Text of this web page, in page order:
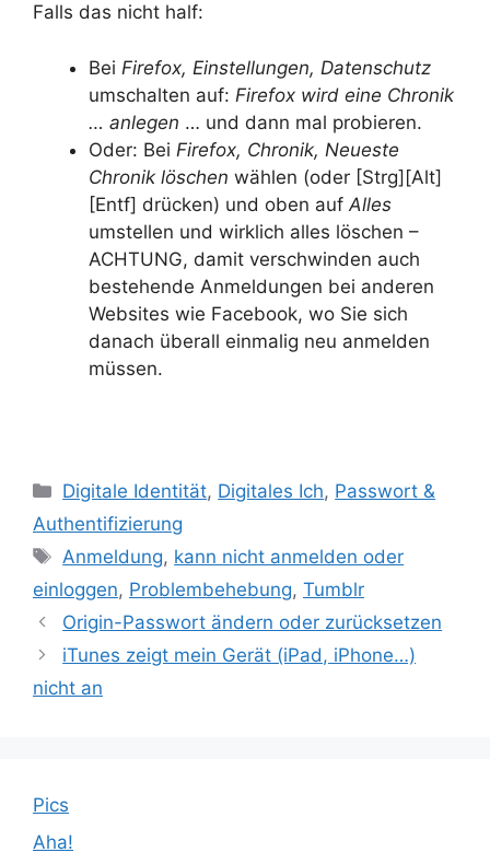
Falls das nicht half:
Bei Firefox, Einstellungen, Datenschutz
umschalten auf: Firefox wird eine Chronik
… anlegen … und dann mal probieren.
Oder: Bei Firefox, Chronik, Neueste
Chronik löschen wählen (oder [Strg][Alt]
[Entf] drücken) und oben auf Alles
umstellen und wirklich alles löschen –
ACHTUNG, damit verschwinden auch
bestehende Anmeldungen bei anderen
Websites wie Facebook, wo Sie sich
danach überall einmalig neu anmelden
müssen.
Kategorien
Digitale Identität, Digitales Ich, Passwort &
Authentifizierung
Schlagwörter
Anmeldung, kann nicht anmelden oder
einloggen, Problembehebung, Tumblr
Origin-Passwort ändern oder zurücksetzen
iTunes zeigt mein Gerät (iPad, iPhone…)
nicht an
Pics
Aha!